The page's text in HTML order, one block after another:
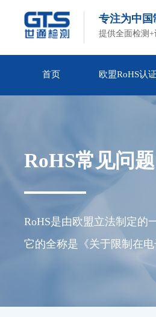
专注为中
提供全面检测+
首页 欧盟RoHS认证
RoHS常见问题
RoHS是由欧盟立法制定的
它的全称是《关于限制在